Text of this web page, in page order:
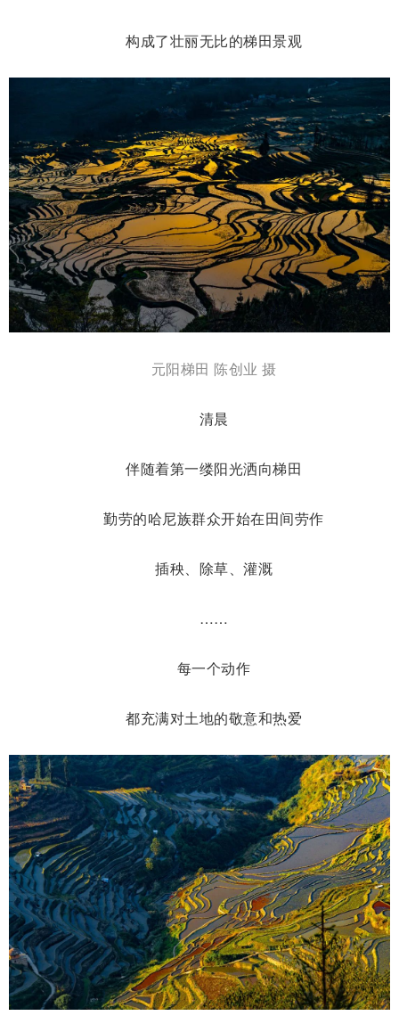
构成了壮丽无比的梯田景观
元阳梯田 陈创业 摄
清晨
伴随着第一缕阳光洒向梯田
勤劳的哈尼族群众开始在田间劳作
插秧、除草、灌溉
……
每一个动作
都充满对土地的敬意和热爱